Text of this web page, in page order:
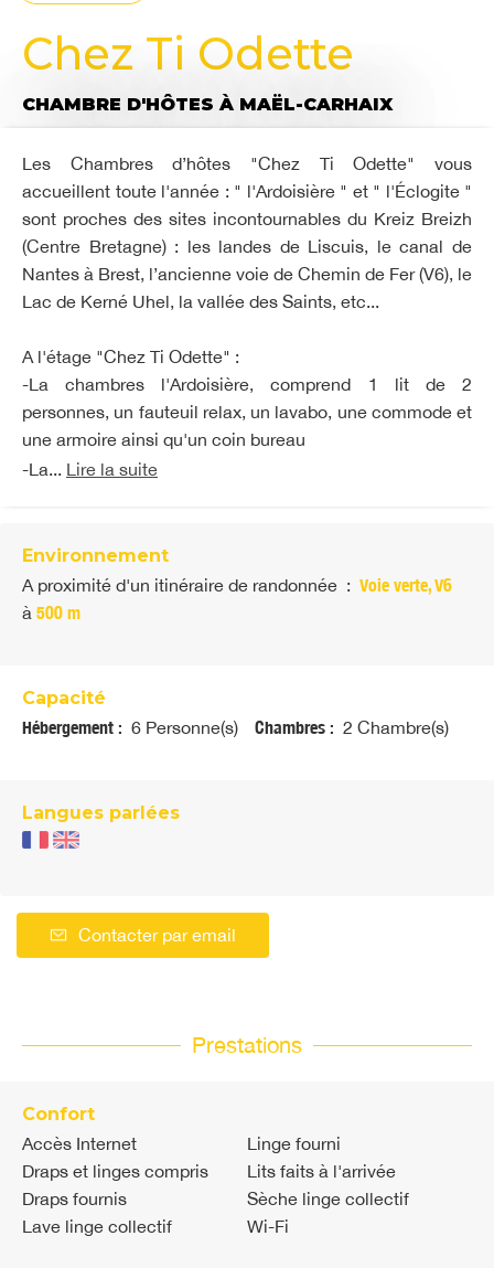
Chez Ti Odette
CHAMBRE D'HÔTES À MAËL-CARHAIX
Les Chambres d’hôtes "Chez Ti Odette" vous
accueillent toute l'année : " l'Ardoisière " et " l'Éclogite "
sont proches des sites incontournables du Kreiz Breizh
(Centre Bretagne) : les landes de Liscuis, le canal de
Nantes à Brest, l’ancienne voie de Chemin de Fer (V6), le
Lac de Kerné Uhel, la vallée des Saints, etc...
A l'étage "Chez Ti Odette" :
-La chambres l'Ardoisière, comprend 1 lit de 2
personnes, un fauteuil relax, un lavabo, une commode et
une armoire ainsi qu'un coin bureau
-La... Lire la suite
Environnement
A proximité d'un itinéraire de randonnée : Voie verte, V6
à 500 m
Capacité
Hébergement : 6 Personne(s) Chambres : 2 Chambre(s)
Langues parlées
Contacter par email
Prestations
Confort
Accès Internet
Draps et linges compris
Draps fournis
Lave linge collectif
Linge fourni
Lits faits à l'arrivée
Sèche linge collectif
Wi-Fi